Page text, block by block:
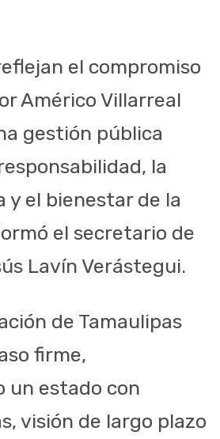
el compromiso
Américo Villarreal
gestión pública
la
y el bienestar de la
el secretario de
Lavín Verástegui.
de Tamaulipas
firme,
un estado con
visión de largo plazo